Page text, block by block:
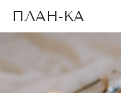
ПЛАН-КА